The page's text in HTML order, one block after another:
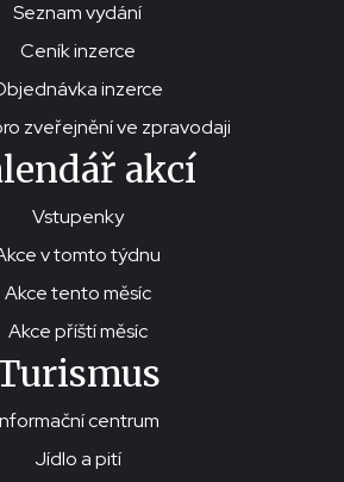
Seznam vydání
Ceník inzerce
inzerce
zveřejnění ve zpravodaji
akcí
Vstupenky
v tomto týdnu
Akce tento měsíc
Akce příští měsíc
centrum
Jídlo a pití